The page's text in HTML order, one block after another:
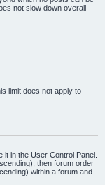
not slow down overall
limit does not apply to
it in the User Control Panel.
then forum order
within a forum and